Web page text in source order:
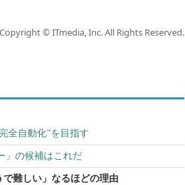
Copyright © ITmedia, Inc. All Rights Reserved.
全自動化”を目指す
」の候補はこれだ
難しい」なるほどの理由